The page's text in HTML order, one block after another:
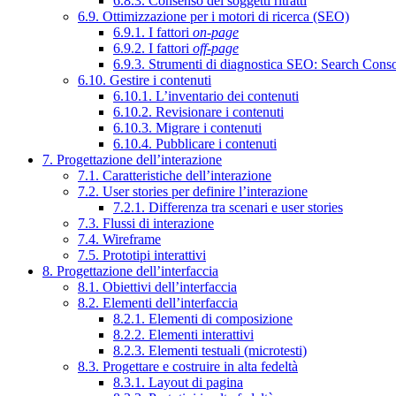
6.9. Ottimizzazione per i motori di ricerca (SEO)
6.9.1. I fattori on-page
6.9.2. I fattori off-page
6.9.3. Strumenti di diagnostica SEO: Search
6.10. Gestire i contenuti
6.10.1. L’inventario dei contenuti
6.10.2. Revisionare i contenuti
6.10.3. Migrare i contenuti
6.10.4. Pubblicare i contenuti
7. Progettazione dell’interazione
7.1. Caratteristiche dell’interazione
7.2. User stories per definire l’interazione
7.2.1. Differenza tra scenari e user stories
7.3. Flussi di interazione
7.4. Wireframe
7.5. Prototipi interattivi
8. Progettazione dell’interfaccia
8.1. Obiettivi dell’interfaccia
8.2. Elementi dell’interfaccia
8.2.1. Elementi di composizione
8.2.2. Elementi interattivi
8.2.3. Elementi testuali (microtesti)
8.3. Progettare e costruire in alta fedeltà
8.3.1. Layout di pagina